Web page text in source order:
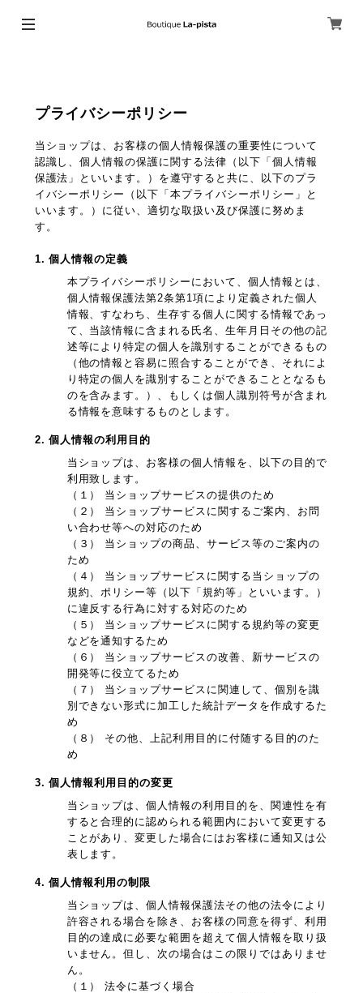
プライバシーポリシー
当ショップは、お客様の個人情報保護の重要性について
認識し、個人情報の保護に関する法律（以下「個人情報
保護法」といいます。）を遵守すると共に、以下のプラ
イバシーポリシー（以下「本プライバシーポリシー」と
いいます。）に従い、適切な取扱い及び保護に努めま
す。
1. 個人情報の定義
本プライバシーポリシーにおいて、個人情報とは、
個人情報保護法第2条第1項により定義された個人
情報、すなわち、生存する個人に関する情報であっ
て、当該情報に含まれる氏名、生年月日その他の記
述等により特定の個人を識別することができるもの
（他の情報と容易に照合することができ、それによ
り特定の個人を識別することができることとなるも
のを含みます。）、もしくは個人識別符号が含まれ
る情報を意味するものとします。
2. 個人情報の利用目的
当ショップは、お客様の個人情報を、以下の目的で
利用致します。
（１） 当ショップサービスの提供のため
（２） 当ショップサービスに関するご案内、お問
い合わせ等への対応のため
（３） 当ショップの商品、サービス等のご案内の
ため
（４） 当ショップサービスに関する当ショップの
規約、ポリシー等（以下「規約等」といいます。）
に違反する行為に対する対応のため
（５） 当ショップサービスに関する規約等の変更
などを通知するため
（６） 当ショップサービスの改善、新サービスの
開発等に役立てるため
（７） 当ショップサービスに関連して、個別を識
別できない形式に加工した統計データを作成するた
め
（８） その他、上記利用目的に付随する目的のた
め
3. 個人情報利用目的の変更
当ショップは、個人情報の利用目的を、関連性を有
すると合理的に認められる範囲内において変更する
ことがあり、変更した場合にはお客様に通知又は公
表します。
4. 個人情報利用の制限
当ショップは、個人情報保護法その他の法令により
許容される場合を除き、お客様の同意を得ず、利用
目的の達成に必要な範囲を超えて個人情報を取り扱
いません。但し、次の場合はこの限りではありませ
ん。
（１） 法令に基づく場合